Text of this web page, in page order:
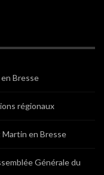
Bresse
régionaux
Martin en Bresse
Générale du